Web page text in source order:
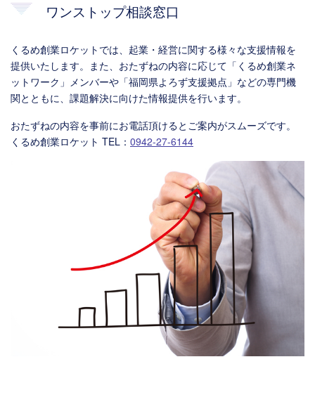
ワンストップ相談窓口
くるめ創業ロケットでは、起業・経営に関する様々な支援情報を
提供いたします。また、おたずねの内容に応じて「くるめ創業ネ
ットワーク」メンバーや「福岡県よろず支援拠点」などの専門機
関とともに、課題解決に向けた情報提供を行います。
おたずねの内容を事前にお電話頂けるとご案内がスムーズです。
くるめ創業ロケット TEL： 0942-27-6144